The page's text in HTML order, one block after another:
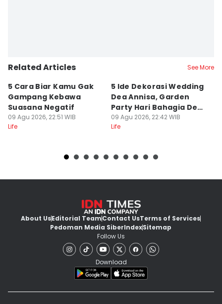
Related Articles See More
5 Cara Biar Kamu Gak
Gampang Kebawa
Suasana Negatif
09 Agu 2026, 22:51 WIB
Life
5 Ide Dekorasi Wedding
Dea Annisa, Garden
Party Hari Bahagia Dea
Imut
09 Agu 2026, 22:42 WIB
Life
About UsEditorial TeamContact UsTerms of Services
Pedoman Media SiberIndexSitemap
Follow Us
Download